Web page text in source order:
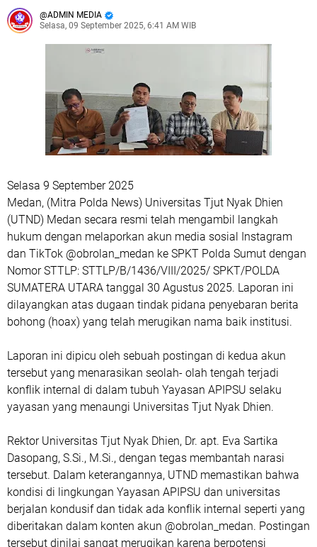
ADMIN MEDIA
Selasa, 09 September 2025, 6:41 AM WIB
Selasa 9 September 2025
Medan, (Mitra Polda News) Universitas Tjut Nyak Dhien
(UTND) Medan secara resmi telah mengambil langkah
hukum dengan melaporkan akun media sosial Instagram
dan TikTok @obrolan_medan ke SPKT Polda Sumut dengan
Nomor STTLP: STTLP/B/1436/VIII/2025/ SPKT/POLDA
SUMATERA UTARA tanggal 30 Agustus 2025. Laporan ini
dilayangkan atas dugaan tindak pidana penyebaran berita
bohong (hoax) yang telah merugikan nama baik institusi.
Laporan ini dipicu oleh sebuah postingan di kedua akun
tersebut yang menarasikan seolah- olah tengah terjadi
konflik internal di dalam tubuh Yayasan APIPSU selaku
yayasan yang menaungi Universitas Tjut Nyak Dhien.
Rektor Universitas Tjut Nyak Dhien, Dr. apt. Eva Sartika
Dasopang, S.Si., M.Si., dengan tegas membantah narasi
tersebut. Dalam keterangannya, UTND memastikan bahwa
kondisi di lingkungan Yayasan APIPSU dan universitas
berjalan kondusif dan tidak ada konflik internal seperti yang
diberitakan dalam konten akun @obrolan_medan. Postingan
tersebut dinilai sangat merugikan karena berpotensi